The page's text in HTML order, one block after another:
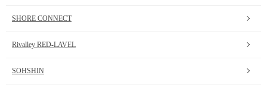
SHORE CONNECT
Rivalley RED-LAVEL
SOHSHIN